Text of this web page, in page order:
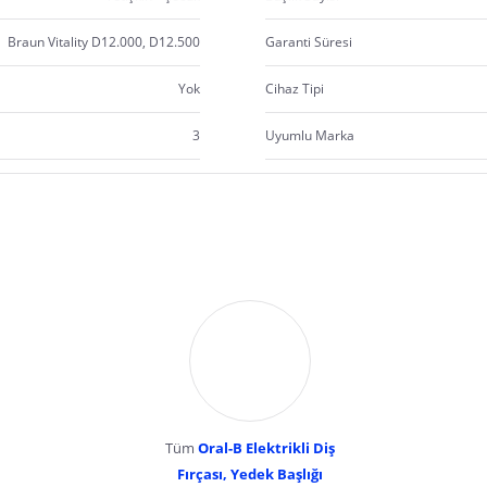
Braun Vitality D12.000, D12.500 Garanti Süresi
Yok Cihaz Tipi
3 Uyumlu Marka
Tüm Oral-B Elektrikli Diş
Fırçası, Yedek Başlığı